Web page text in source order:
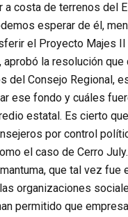
a costa de terrenos del
esperar de él,
el Proyecto Majes II
aprobó la resolución
del Consejo Regional,
ese fondo y cuáles
estatal. Es cierto
por control
el caso de Cerro
que tal vez
organizaciones
permitido que